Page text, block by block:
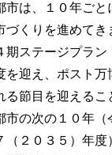
は、１０年ごと
づくりを進めてき
期ステージプラン
を迎え、ポスト万
節目を迎えるこ
の次の１０年（
（２０３５）年